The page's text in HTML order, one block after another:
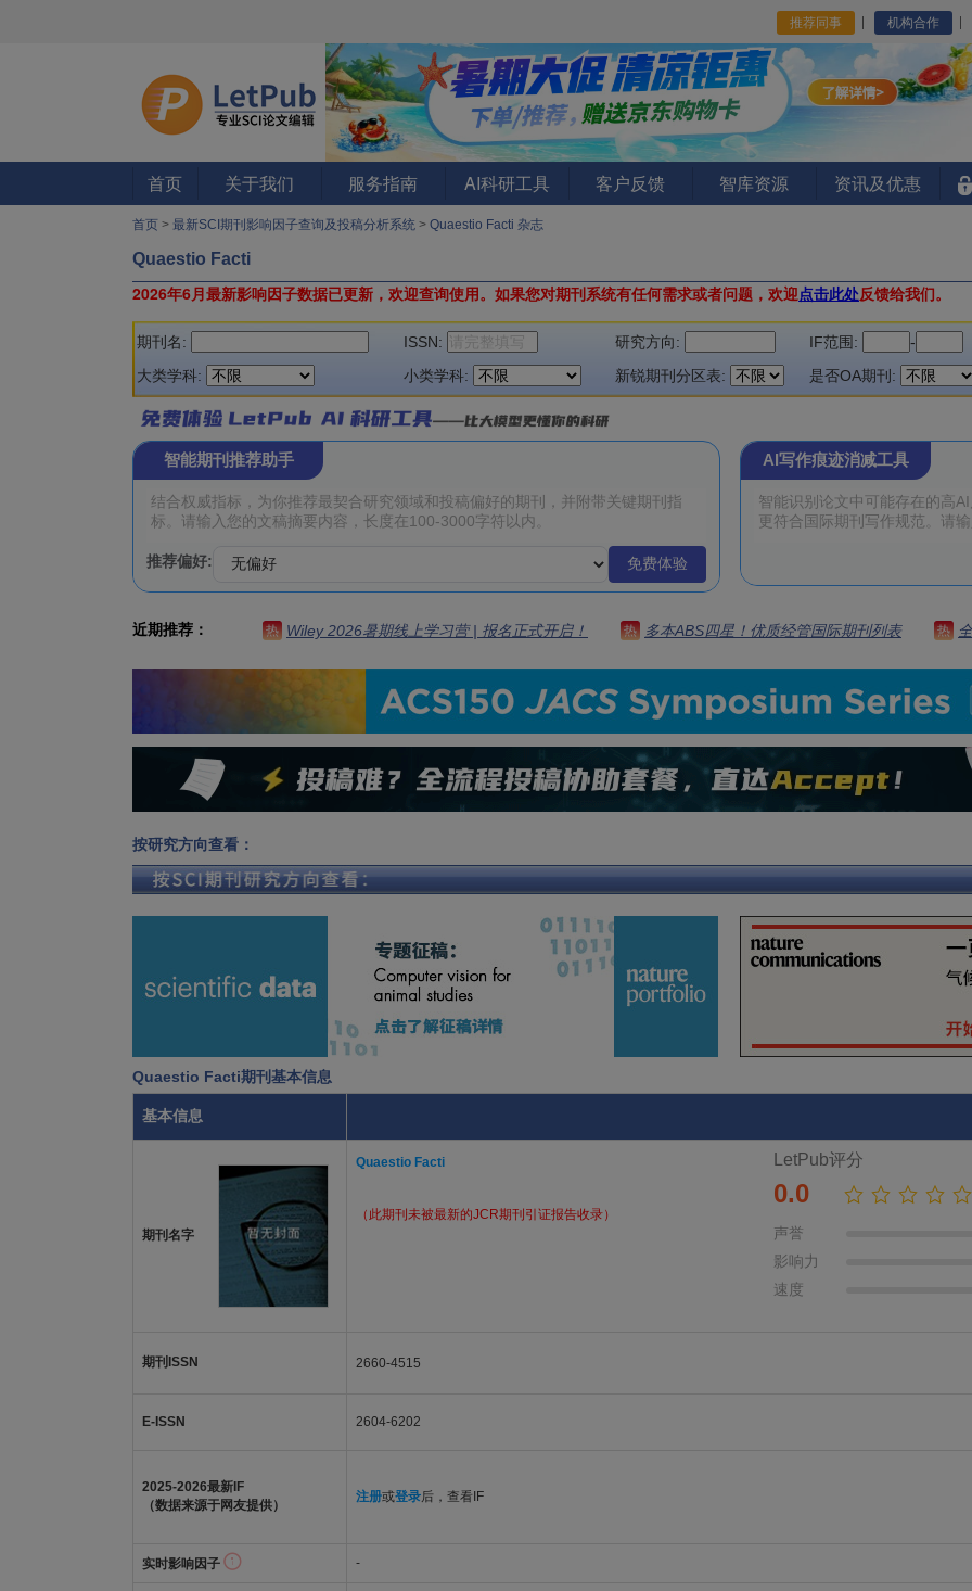
推荐同事 机构合作
首页 关于我们 服务指南 AI科研工具 客户反馈 智库资源 资讯及优惠
首页 > 最新SCI期刊影响因子查询及投稿分析系统 > Quaestio Facti 杂志
Quaestio Facti
2026年6月最新影响因子数据已更新，欢迎查询使用。 如果您对期刊系统有任何需求或者问题，欢迎点击此处反馈给我们。
期刊名: ISSN: 研究方向: IF范围:
-
大类学科:
小类学科: 新锐期刊分区表: 是否OA期刊:
智能期刊推荐助手
推荐偏好: 免费体验
AI写作痕迹消减工具
近期推荐： 热 Wiley 2026暑期线上学习营 | 报名正式开启！ 热 多本ABS四星！优质经管国际期刊列表 热
按研究方向查看：
Quaestio Facti期刊基本信息
基本信息
期刊名字
Quaestio Facti
（此期刊未被最新的JCR期刊引证报告收录）
LetPub评分
0.0
声誉
影响力
速度
期刊ISSN 2660-4515
E-ISSN 2604-6202
2025-2026最新IF
（数据来源于网友提供）
注册或登录后，查看IF
实时影响因子 -